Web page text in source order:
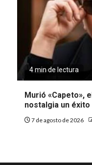
4 min de lectura
Murió «Capeto»,
nostalgia un éxito
7 de agosto de 2026